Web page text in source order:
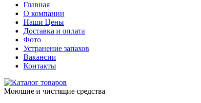
Главная
О компании
Наши Цены
Доставка и оплата
Фото
Устранение запахов
Вакансии
Контакты
Моющие и чистящие средства